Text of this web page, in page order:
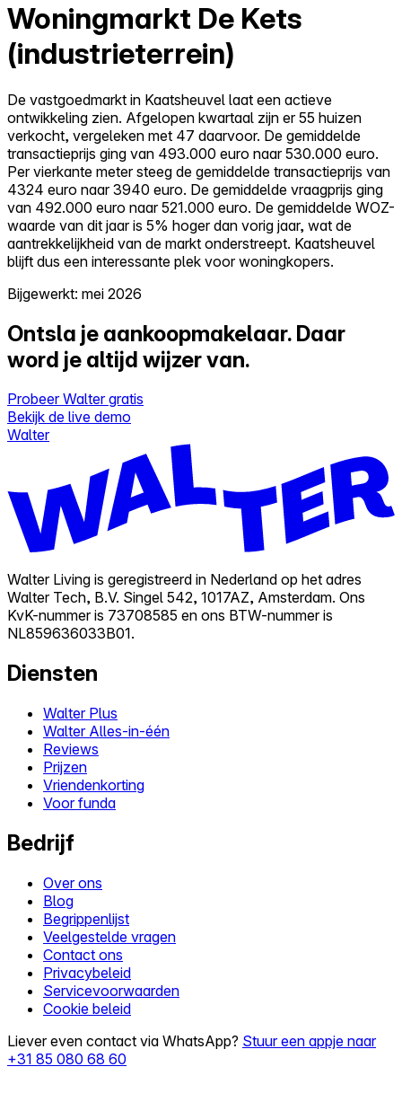
Woningmarkt De Kets
(industrieterrein)
De vastgoedmarkt in Kaatsheuvel laat een actieve
ontwikkeling zien. Afgelopen kwartaal zijn er 55 huizen
verkocht, vergeleken met 47 daarvoor. De gemiddelde
transactieprijs ging van 493.000 euro naar 530.000 euro.
Per vierkante meter steeg de gemiddelde transactieprijs van
4324 euro naar 3940 euro. De gemiddelde vraagprijs ging
van 492.000 euro naar 521.000 euro. De gemiddelde WOZ-
waarde van dit jaar is 5% hoger dan vorig jaar, wat de
aantrekkelijkheid van de markt onderstreept. Kaatsheuvel
blijft dus een interessante plek voor woningkopers.
Bijgewerkt: mei 2026
Ontsla je aankoopmakelaar. Daar
word je altijd wijzer van.
Probeer Walter gratis
Bekijk de live demo
Walter
Walter Living is geregistreerd in Nederland op het adres
Walter Tech, B.V. Singel 542, 1017AZ, Amsterdam. Ons
KvK-nummer is 73708585 en ons BTW-nummer is
NL859636033B01.
Diensten
Walter Plus
Walter Alles-in-één
Reviews
Prijzen
Vriendenkorting
Voor funda
Bedrijf
Over ons
Blog
Begrippenlijst
Veelgestelde vragen
Contact ons
Privacybeleid
Servicevoorwaarden
Cookie beleid
Liever even contact via WhatsApp? Stuur een appje naar
+31 85 080 68 60